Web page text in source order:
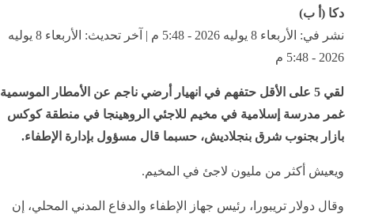
دكا (أ ب)
نشر في: الأربعاء 8 يوليه 2026 - 5:48 م | آخر تحديث: الأربعاء 8 يوليه
2026 - 5:48 م
لقي 5 على الأقل حتفهم في انهيار أرضي ناجم عن الأمطار الموسمية
غمر مدرسة إسلامية في مخيم للاجئي الروهينجا في منطقة كوكس
بازار بجنوب شرق بنجلاديش، حسبما قال مسؤول بإدارة الإطفاء.
ويعيش أكثر من مليون لاجئ في المخيم.
وقال دولار تريبورا، رئيس جهاز الإطفاء والدفاع المدني المحلي، إن